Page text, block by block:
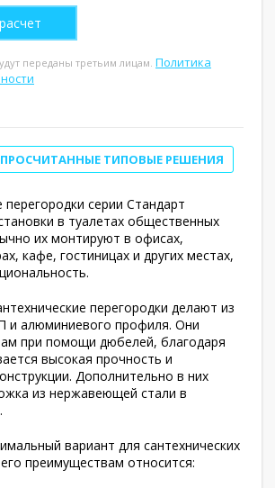
переданы третьим лицам. Политика
ТИПОВЫЕ РЕШЕНИЯ
перегородки серии Стандарт
в туалетах общественных
их монтируют в офисах,
кафе, гостиницах и других местах,
перегородки делают из
и алюминиевого профиля. Они
при помощи дюбелей, благодаря
высокая прочность и
Дополнительно в них
из нержавеющей стали в
вариант для сантехнических
преимуществам относится: